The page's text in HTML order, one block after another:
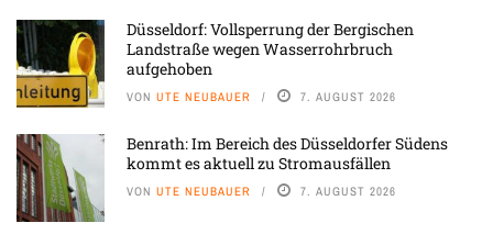
Düsseldorf: Vollsperrung der Bergischen
Landstraße wegen Wasserrohrbruch
aufgehoben
VON UTE NEUBAUER 7. AUGUST 2026
Benrath: Im Bereich des Düsseldorfer Südens
kommt es aktuell zu Stromausfällen
VON UTE NEUBAUER 7. AUGUST 2026